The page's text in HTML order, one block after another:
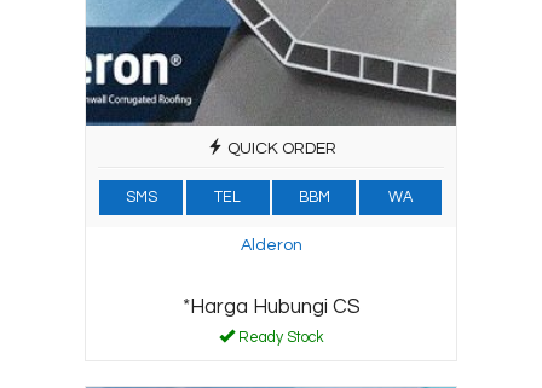
QUICK ORDER
SMS TEL BBM WA
Alderon
*Harga Hubungi CS
Ready Stock